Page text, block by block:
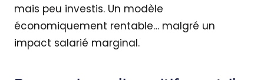
mais peu investis. Un modèle
économiquement rentable… malgré un
impact salarié marginal.